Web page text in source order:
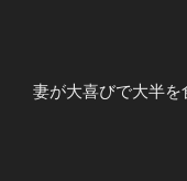
妻が大喜びで大半を